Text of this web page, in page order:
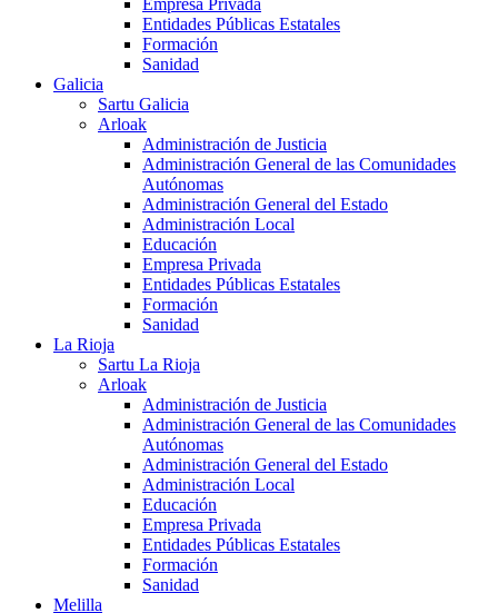
Empresa Privada
Entidades Públicas Estatales
Formación
Sanidad
Galicia
Sartu Galicia
Arloak
Administración de Justicia
Administración General de las Comunidades
Autónomas
Administración General del Estado
Administración Local
Educación
Empresa Privada
Entidades Públicas Estatales
Formación
Sanidad
La Rioja
Sartu La Rioja
Arloak
Administración de Justicia
Administración General de las Comunidades
Autónomas
Administración General del Estado
Administración Local
Educación
Empresa Privada
Entidades Públicas Estatales
Formación
Sanidad
Melilla